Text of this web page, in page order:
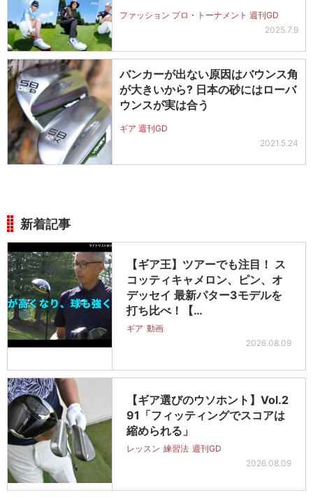
ファッション プロ・トーナメント 週刊GD
2025.7.9
バンカーが出ない原因はバウンス角
が大きいから? 日本の砂にはローバ
ウンスが実は合う
ギア 週刊GD
2021.5.24
新着記事
【ギア王】ツアーでも注目！ ス
コッティキャメロン、ピン、オ
デッセイ 最新パター3モデルを
打ち比べ！【…
ギア 動画
2026.08.09
【ギア選びのウソホント】Vol.2
91「フィッティングでスコアは
縮められる」
レッスン 練習法 週刊GD
2026.08.09